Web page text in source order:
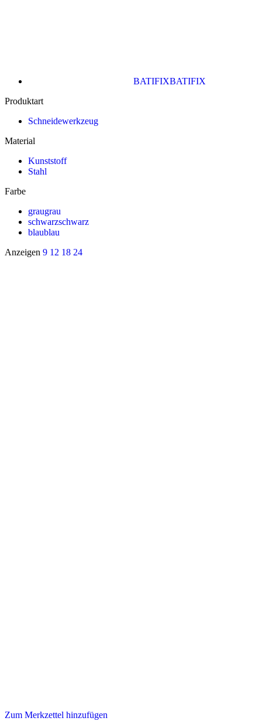
BATIFIXBATIFIX
Produktart
Schneidewerkzeug
Material
Kunststoff
Stahl
Farbe
graugrau
schwarzschwarz
blaublau
Anzeigen 9 12 18 24
Zum Merkzettel hinzufügen